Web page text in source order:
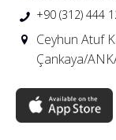
+90 (312) 444
Ceyhun Atuf
Çankaya/